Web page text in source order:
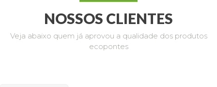
NOSSOS CLIENTES
Veja abaixo quem já aprovou a qualidade dos produtos
ecopontes